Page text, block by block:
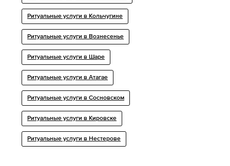
Ритуальные услуги в Кольчугине
Ритуальные услуги в Вознесенье
Ритуальные услуги в Шаре
Ритуальные услуги в Атагае
Ритуальные услуги в Сосновском
Ритуальные услуги в Кировске
Ритуальные услуги в Нестерове